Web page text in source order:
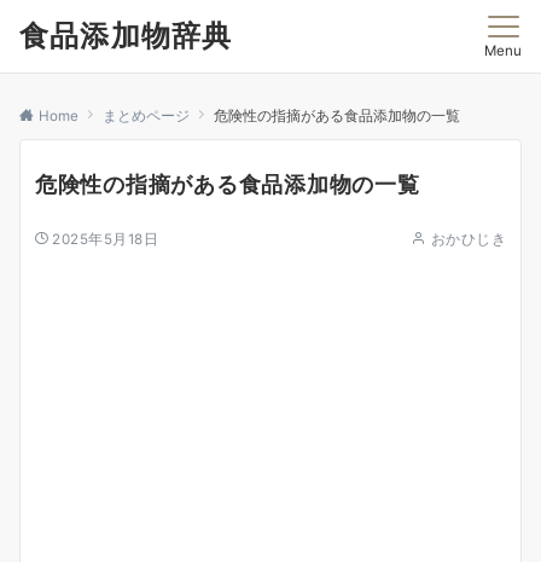
食品添加物辞典 Menu
Home まとめページ 危険性の指摘がある食品添加物の一覧
危険性の指摘がある食品添加物の一覧
2025年5月18日 おかひじき